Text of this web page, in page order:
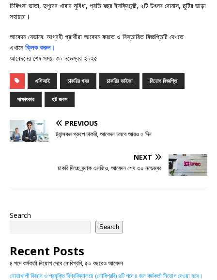
চিকিৎসা ভাতা, দুপুরের খাবার সুবিধা, প্রতি বছর ইনক্রিমেন্ট, ২টি উৎসব বোনাস, ছুটির ভাড়া
সহায়তা।
আবেদন যেভাবে: আগ্রহী প্রার্থীরা আবেদন করতে ও বিস্তারিত বিজ্ঞপ্তিটি দেখতে
এখানেক্লিক করুন।
আবেদনের শেষ সময়: ৩০ নভেম্বর ২০২৫
এসিআই চাকরির খবর চাকরির ভাইভা নিয়োগ বিজ্ঞপ্তি
সাক্ষাৎকার হট জবস
PREVIOUS
ট্রান্সকম গ্রুপে চাকরি, আবেদন চলবে আরও ৫ দিন
NEXT
চাকরি দিচ্ছে ব্র্যাক এনজিও, আবেদন শেষ ৩০ নভেম্বর
Search
Search
Recent Posts
৪ পদে কর্মকর্তা নিয়োগ দেবে নোবিপ্রবি, ৫০ বছরেও আবেদন
নোয়াখালী বিজ্ঞান ও প্রযুক্তি বিশ্ববিদ্যালয়ে (নোবিপ্রবি) ৪টি পদে ৪ জন কর্মকর্তা নিয়োগ দেওয়া হবে।